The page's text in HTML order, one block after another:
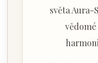
světa Aura-
vědomé